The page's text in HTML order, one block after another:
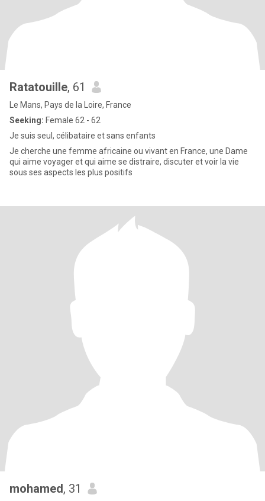
Ratatouille, 61
Le Mans, Pays de la Loire, France
Seeking: Female 62 - 62
Je suis seul, célibataire et sans enfants
Je cherche une femme africaine ou vivant en France, une Dame
qui aime voyager et qui aime se distraire, discuter et voir la vie
sous ses aspects les plus positifs
mohamed, 31